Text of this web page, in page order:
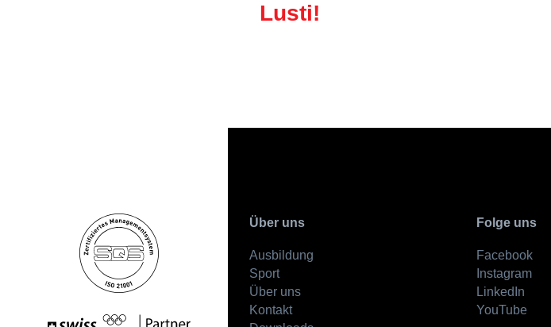
Lusti!
Über uns
Ausbildung
Sport
Über uns
Kontakt
Folge uns
Facebook
Instagram
LinkedIn
YouTube